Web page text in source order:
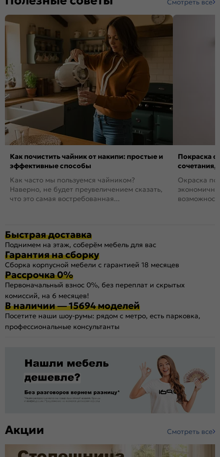
Смотреть все
Как почистить чайник от накипи: простые и
эффективные способы
Как часто мы пользуемся чайником?
Наверно, не будет преувеличением сказать,
что это самая востребованная...
Покраска
сочетания,
Окраска
Быстрая доставка
Поднимем на этаж, соберём мебель для вас
Гарантия на сборку
Сборка корпусной мебели с гарантией 18 месяцев
Рассрочка 0%
Первоначальный взнос 0%, без переплат и скрытых
комиссий, на 6 месяцев!
В наличии — 15694 моделей
Посетите наши шоу-румы: рядом с метро, есть парковка,
профессиональные консультанты
Акции Смотреть все